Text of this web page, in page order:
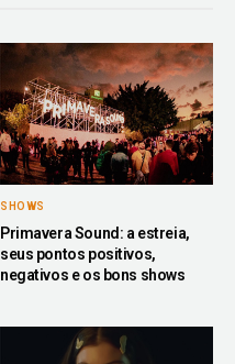
SHOWS
Primavera Sound: a estreia,
seus pontos positivos,
negativos e os bons shows